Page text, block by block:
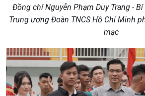
Đồng chí Nguyễn Phạm Duy Trang -
Trung ương Đoàn TNCS Hồ Chí Minh
mạc